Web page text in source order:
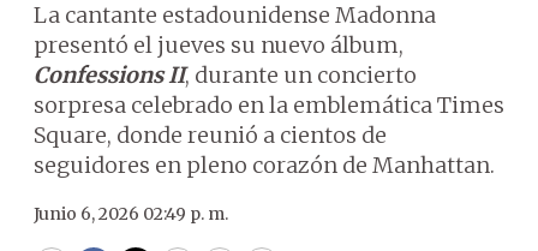
La cantante estadounidense Madonna
presentó el jueves su nuevo álbum,
Confessions II, durante un concierto
sorpresa celebrado en la emblemática Times
Square, donde reunió a cientos de
seguidores en pleno corazón de Manhattan.
Junio 6, 2026 02:49 p. m.